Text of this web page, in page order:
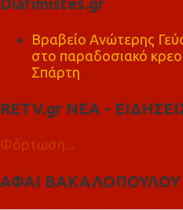
Βραβείο Ανώτερης
στο παραδοσιακό
Σπάρτη
RETV.gr ΝΕΑ -
Φόρτωση...
ΑΦΑΙ ΒΑΚΑΛΟΠΟΥΛΟΥ